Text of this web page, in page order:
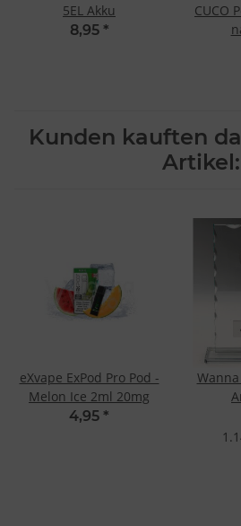
5EL Akku
8,95 *
CUCO
Kunden kauften
Artikel:
eXvape ExPod Pro Pod -
Melon Ice 2ml 20mg
4,95 *